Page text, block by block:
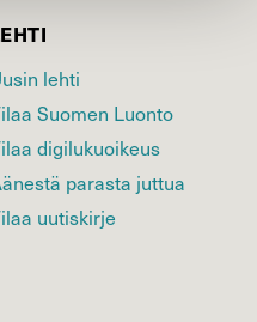
lehti
Suomen Luonto
digilukuoikeus
parasta juttua
uutiskirje